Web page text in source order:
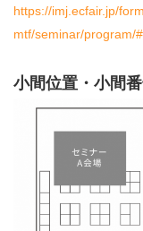
https://imj.ecfair.jp/
mtf/seminar/program/
小間位置・小間